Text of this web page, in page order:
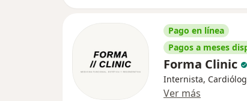
Pago en línea
Pagos a meses
Forma Clinic
Internista,
Ver más